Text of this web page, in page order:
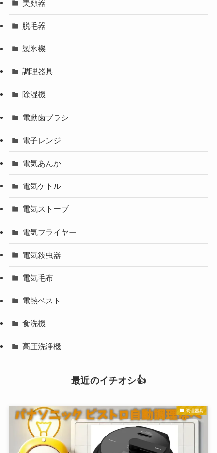
美顔器
脱毛器
製氷機
調理器具
除湿機
電動歯ブラシ
電子レンジ
電気あんか
電気ケトル
電気ストーブ
電気フライヤー
電気殺虫器
電気毛布
電熱ベスト
食洗機
高圧洗浄機
最近のイチオシ👍
調理器具